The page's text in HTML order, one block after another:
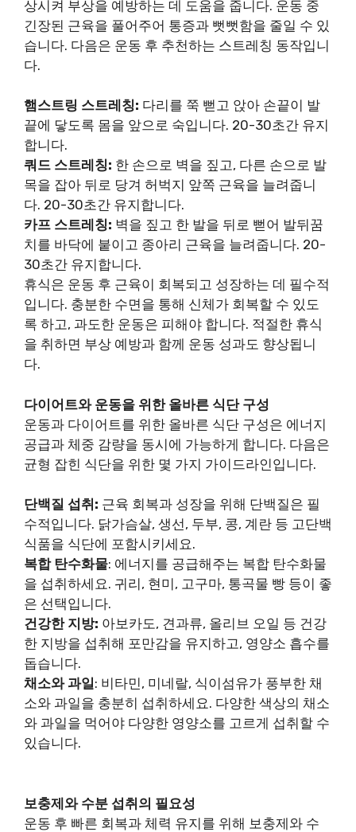
상시켜 부상을 예방하는 데 도움을 줍니다. 운동 중
긴장된 근육을 풀어주어 통증과 뻣뻣함을 줄일 수 있
습니다. 다음은 운동 후 추천하는 스트레칭 동작입니
다.
햄스트링 스트레칭: 다리를 쭉 뻗고 앉아 손끝이 발
끝에 닿도록 몸을 앞으로 숙입니다. 20-30초간 유지
합니다.
쿼드 스트레칭: 한 손으로 벽을 짚고, 다른 손으로 발
목을 잡아 뒤로 당겨 허벅지 앞쪽 근육을 늘려줍니
다. 20-30초간 유지합니다.
카프 스트레칭: 벽을 짚고 한 발을 뒤로 뻗어 발뒤꿈
치를 바닥에 붙이고 종아리 근육을 늘려줍니다. 20-
30초간 유지합니다.
휴식은 운동 후 근육이 회복되고 성장하는 데 필수적
입니다. 충분한 수면을 통해 신체가 회복할 수 있도
록 하고, 과도한 운동은 피해야 합니다. 적절한 휴식
을 취하면 부상 예방과 함께 운동 성과도 향상됩니
다.
다이어트와 운동을 위한 올바른 식단 구성
운동과 다이어트를 위한 올바른 식단 구성은 에너지
공급과 체중 감량을 동시에 가능하게 합니다. 다음은
균형 잡힌 식단을 위한 몇 가지 가이드라인입니다.
단백질 섭취: 근육 회복과 성장을 위해 단백질은 필
수적입니다. 닭가슴살, 생선, 두부, 콩, 계란 등 고단백
식품을 식단에 포함시키세요.
복합 탄수화물: 에너지를 공급해주는 복합 탄수화물
을 섭취하세요. 귀리, 현미, 고구마, 통곡물 빵 등이 좋
은 선택입니다.
건강한 지방: 아보카도, 견과류, 올리브 오일 등 건강
한 지방을 섭취해 포만감을 유지하고, 영양소 흡수를
돕습니다.
채소와 과일: 비타민, 미네랄, 식이섬유가 풍부한 채
소와 과일을 충분히 섭취하세요. 다양한 색상의 채소
와 과일을 먹어야 다양한 영양소를 고르게 섭취할 수
있습니다.
보충제와 수분 섭취의 필요성
운동 후 빠른 회복과 체력 유지를 위해 보충제와 수